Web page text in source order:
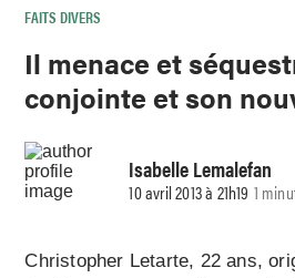
FAITS DIVERS
Il menace et
conjointe et son
Isabelle Lemalefan
10 avril 2013 à 21h19 1
Christopher Letarte, 22 ans,